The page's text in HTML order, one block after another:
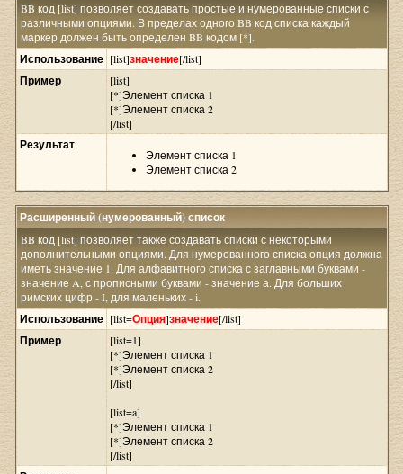
BB код [list] позволяет создавать простые и нумерованные списки с
различными опциями. В пределах одного BB код списка каждый
маркер должен быть определен BB кодом [*].
Использование [list]значение[/list]
Пример
[list]
[*]Элемент списка 1
[*]Элемент списка 2
[/list]
Результат
Элемент списка 1
Элемент списка 2
Расширенный (нумерованный) список
BB код [list] позволяет также создавать списки с некоторыми
дополнительными опциями. Для нумерованного списка опция должна
иметь значение 1. Для алфавитного списка с заглавными буквами -
значение A, с прописными буквами - значение а. Для больших
римских цифр - I, для маленьких - i.
Использование [list=Опция]значение[/list]
Пример
[list=1]
[*]Элемент списка 1
[*]Элемент списка 2
[/list]
[list=a]
[*]Элемент списка 1
[*]Элемент списка 2
[/list]